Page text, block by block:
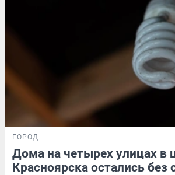
ГОРОД
Дома на четырех улицах в
Красноярска остались без